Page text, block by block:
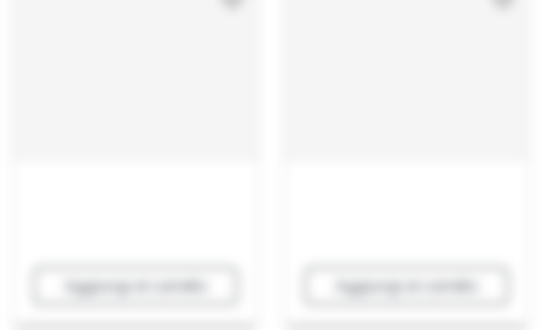
Aggiungi al carrello Aggiungi al carrello